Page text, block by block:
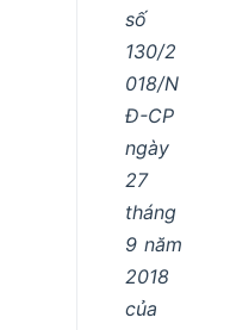
số
130/2
018/N
Đ-CP
ngày
27
tháng
9 năm
2018
của